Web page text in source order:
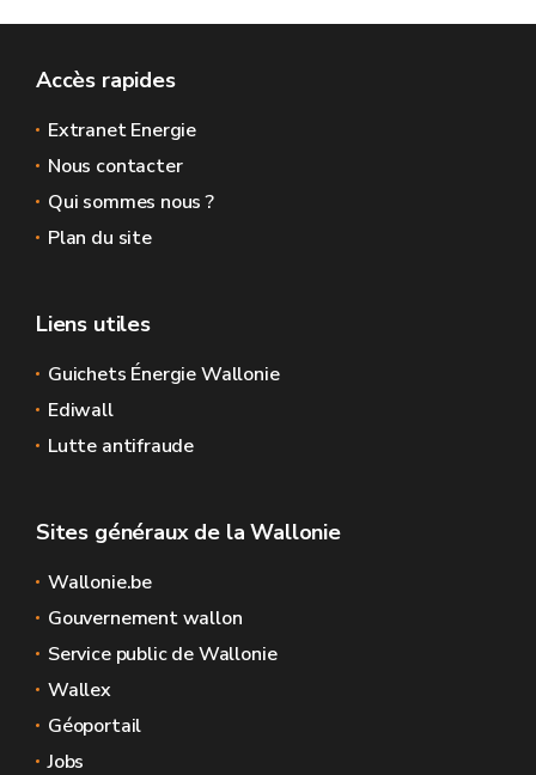
Accès rapides
Extranet Energie
Nous contacter
Qui sommes nous ?
Plan du site
Liens utiles
Guichets Énergie Wallonie
Ediwall
Lutte antifraude
Sites généraux de la Wallonie
Wallonie.be
Gouvernement wallon
Service public de Wallonie
Wallex
Géoportail
Jobs